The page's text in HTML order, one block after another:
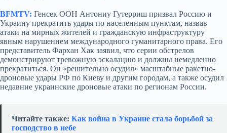
BFMTV: Генсек ООН Антониу Гутерриш призвал Россию и
Украину прекратить удары по населенным пунктам, назвав
атаки на мирных жителей и гражданскую инфраструктуру
явным нарушением международного гуманитарного права. Его
представитель Фархан Хак заявил, что серии обстрелов
демонстрируют тревожную эскалацию и должны немедленно
прекратиться. Он «решительно осудил» масштабные ракетно-
дроновые удары РФ по Киеву и другим городам, а также осудил
недавние украинские дроновые атаки по регионам России.
Читайте также: Как война в Украине стала борьбой за
господство в небе